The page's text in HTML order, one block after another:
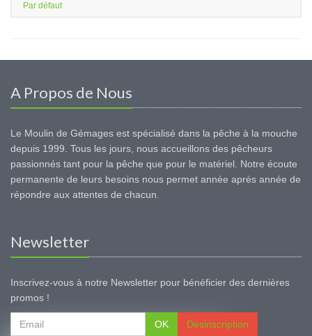
Par défaut
A Propos de Nous
Le Moulin de Gémages est spécialisé dans la pêche à la mouche
depuis 1999. Tous les jours, nous accueillons des pêcheurs
passionnés tant pour la pêche que pour le matériel. Notre écoute
permanente de leurs besoins nous permet année après année de
répondre aux attentes de chacun.
Newsletter
Inscrivez-vous à notre Newsletter pour bénéficier des dernières
promos !
OK Désinscription